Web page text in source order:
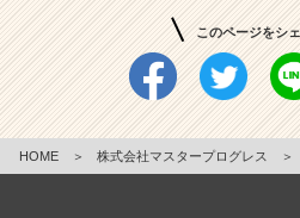
このページをシ
HOME ＞ 株式会社マスタープログレス ＞